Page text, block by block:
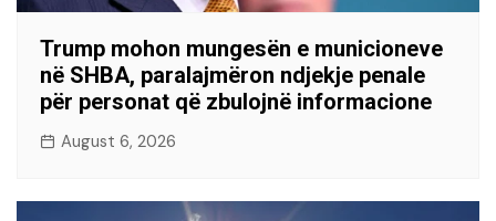
Trump mohon mungesën e municioneve
në SHBA, paralajmëron ndjekje penale
për personat që zbulojnë informacione
August 6, 2026